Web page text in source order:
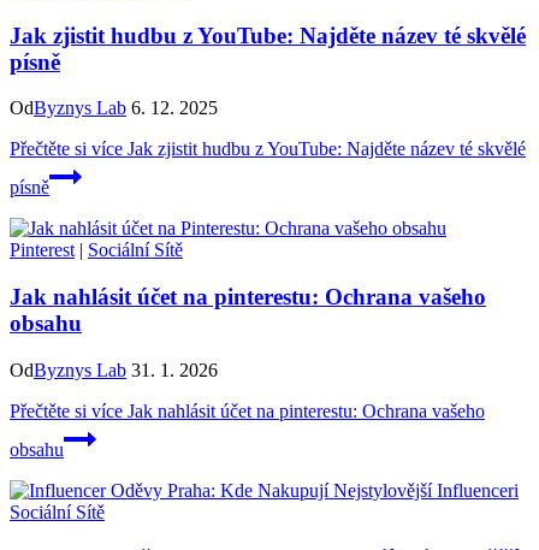
Jak zjistit hudbu z YouTube: Najděte název té skvělé
písně
OdByznys Lab 6. 12. 2025
Přečtěte si více Jak zjistit hudbu z YouTube: Najděte název té skvělé
písně
Pinterest | Sociální Sítě
Jak nahlásit účet na pinterestu: Ochrana vašeho
obsahu
OdByznys Lab 31. 1. 2026
Přečtěte si více Jak nahlásit účet na pinterestu: Ochrana vašeho
obsahu
Sociální Sítě